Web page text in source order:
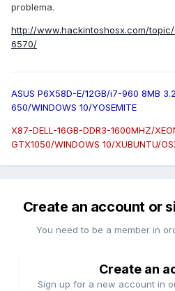
problema.
http://www.hackintoshosx.com/
6570/
ASUS P6X58D-E/12GB/i7-960 8MB
650/WINDOWS 10/YOSEMITE
X87-DELL-16GB-DDR3-1600MHZ/
GTX1050/WINDOWS 10/XUBUNTU/
Create an account or
You need to be a member in
Create an
Sign up for a new account in